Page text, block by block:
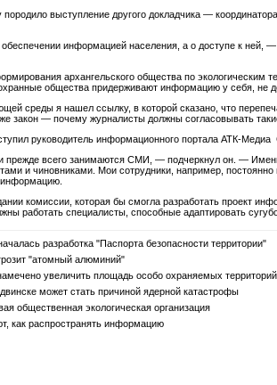
выступление другого докладчика —
информацией населения, а о доступе к
архангельского общества по экологическим
общества придерживают информацию у себя, не
среды я нашел ссылку, в которой сказано, что
закон — почему журналисты должны согласовывать
руководитель информационного портала АТК-Медиа
прежде всего занимаются СМИ, — подчеркнул он. —
и чиновниками. Мои сотрудники, например,
комиссии, которая бы смогла разработать проект
работать специалисты, способные адаптировать
разработка "Паспорта безопасности территории"
"атомный алюминий"
увеличить площадь особо охраняемых территорий
может стать причиной ядерной катастрофы
общественная экологическая организация
как распространять информацию